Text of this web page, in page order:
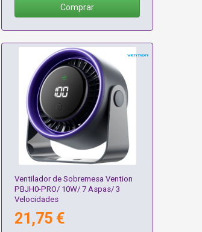
Comprar
Ventilador de Sobremesa Vention
PBJH0-PRO/ 10W/ 7 Aspas/ 3
Velocidades
21,75 €